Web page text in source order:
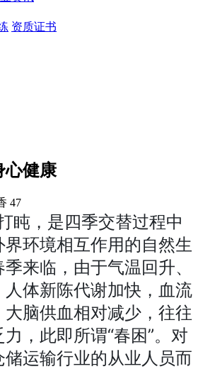
资质证书
心健康
47
，是四季交替过程中
界环境相互作用的自然生
来临，由于气温回升、
人体新陈代谢加快，血流
脑供血相对减少，往往
，此即所谓“春困”。对
运输行业的从业人员而